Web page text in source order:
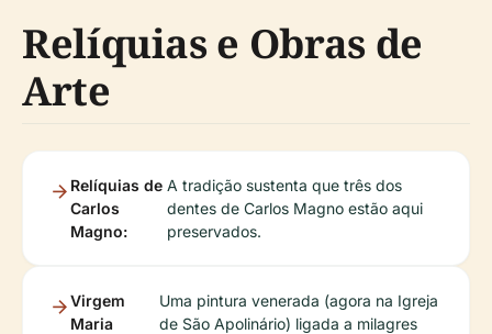
Relíquias e Obras de
Arte
Relíquias de
Carlos
Magno:
A tradição sustenta que três dos
dentes de Carlos Magno estão aqui
preservados.
Virgem
Maria
Uma pintura venerada (agora na Igreja
de São Apolinário) ligada a milagres